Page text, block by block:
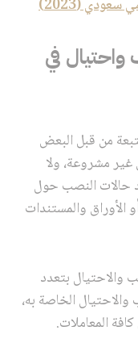
(2023)
في
من قبل البعض
مشروعة، ولا
حالات النصب حول
الأوراق والمستندات
بتعدد
الخاصة به،
المعاملات.